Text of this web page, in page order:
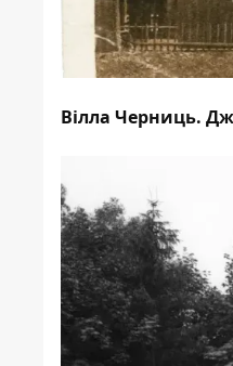
Вілла Черниць.